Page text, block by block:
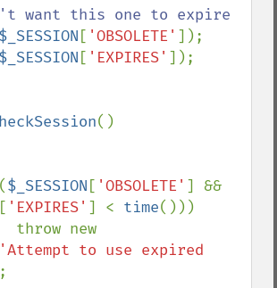
want this one to expire
$_SESSION [ 'OBSOLETE' ]);
$_SESSION [ 'EXPIRES' ]);
()
$_SESSION [ 'OBSOLETE' ] &&
[ 'EXPIRES' ] < time()))
'Attempt to use expired